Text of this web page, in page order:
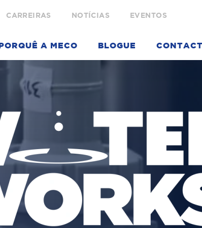
CARREIRAS NOTÍCIAS EVENTOS
PORQUÊ A MECO BLOGUE